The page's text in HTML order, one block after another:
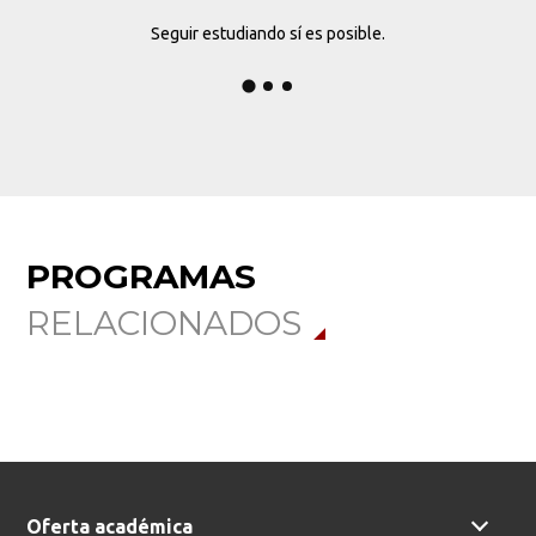
Seguir estudiando sí es posible.
PROGRAMAS
RELACIONADOS
Oferta académica